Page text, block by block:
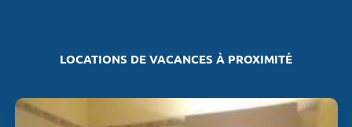
LOCATIONS DE VACANCES À PROXIMITÉ